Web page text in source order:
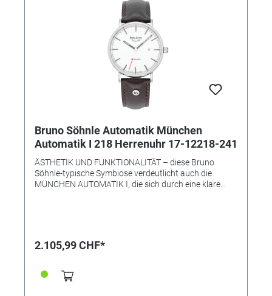
braun • Schließe: Faltschließe • Gewicht: 74 g
Bruno Söhnle Automatik München
Automatik I 218 Herrenuhr 17-12218-241
ÄSTHETIK UND FUNKTIONALITÄT – diese Bruno
Söhnle-typische Symbiose verdeutlicht auch die
MÜNCHEN AUTOMATIK I, die sich durch eine klare
robusten Edelstahlgehäuse eine ebenso optisch ideale
für die stete Ganggenauigkeit. • Uhrwerk: Atelierkaliber
BS175 (Basiswerk Sellita SW200) • Gehäusematerial:
2.105,99 CHF*